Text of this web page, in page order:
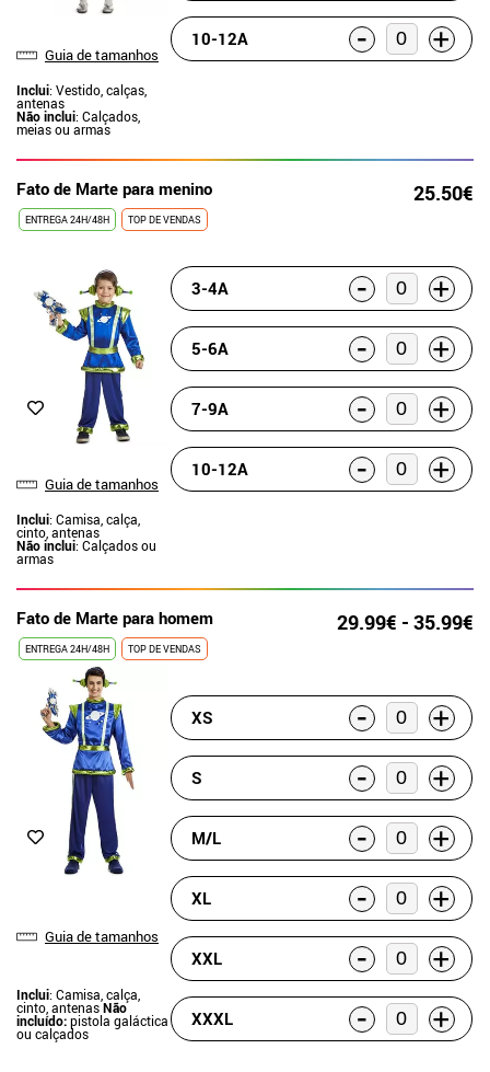
Guia de tamanhos
Inclui: Vestido, calças,
antenas
Não inclui: Calçados,
meias ou armas
10-12A - +
Fato de Marte para menino 25.50€
ENTREGA 24H/48H TOP DE VENDAS
Guia de tamanhos
Inclui: Camisa, calça,
cinto, antenas
Não inclui: Calçados ou
armas
3-4A - +
5-6A - +
7-9A - +
10-12A - +
Fato de Marte para homem 29.99€ - 35.99€
ENTREGA 24H/48H TOP DE VENDAS
Guia de tamanhos
Inclui: Camisa, calça,
cinto, antenasNão
incluído:pistola galáctica
ou calçados
XS - +
S - +
M/L - +
XL - +
XXL - +
XXXL - +